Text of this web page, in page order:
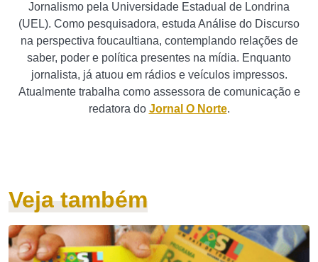
Jornalismo pela Universidade Estadual de Londrina
(UEL). Como pesquisadora, estuda Análise do Discurso
na perspectiva foucaultiana, contemplando relações de
saber, poder e política presentes na mídia. Enquanto
jornalista, já atuou em rádios e veículos impressos.
Atualmente trabalha como assessora de comunicação e
redatora do Jornal O Norte.
Veja também